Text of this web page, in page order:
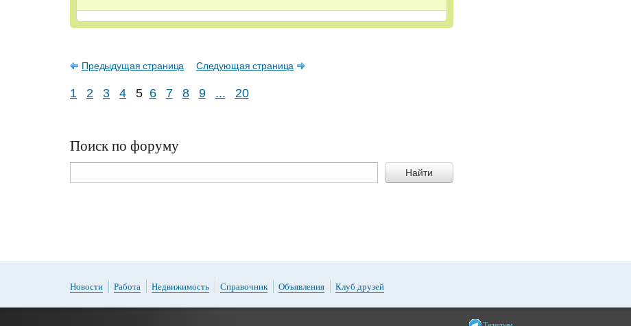
Предыдущая страница Следующая страница
1 2 3 4 5 6 7 8 9 ... 20
Поиск по форуму
Найти
Новости Работа Недвижимость Справочник Объявления Клуб друзей